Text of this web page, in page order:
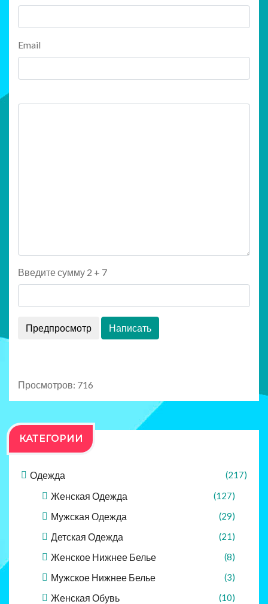
Email
Введите сумму 2 + 7
Просмотров: 716
КАТЕГОРИИ
Одежда (217)
Женская Одежда (127)
Мужская Одежда (29)
Детская Одежда (21)
Женское Нижнее Белье (8)
Мужское Нижнее Белье (3)
Женская Обувь (10)